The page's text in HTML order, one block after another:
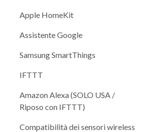
Apple HomeKit
Assistente Google
Samsung SmartThings
IFTTT
Amazon Alexa (SOLO USA /
Riposo con IFTTT)
Compatibilità dei sensori wireless